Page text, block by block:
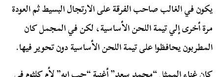
يكون في الغالب صاحب الفرقة على الارتجال البسيط ثم العودة
مرة أخرى إلي تيمة اللحن الأساسية، لكن في المجمل كان
المطربون يحافظوا على تيمة اللحن الأساسية دون تحوير فيها.